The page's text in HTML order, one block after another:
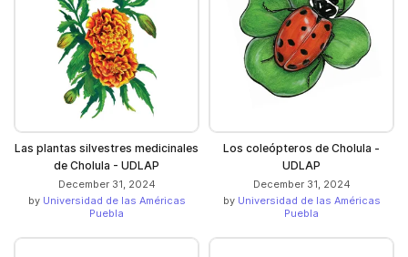
Las plantas silvestres medicinales
de Cholula - UDLAP
December 31, 2024
by Universidad de las Américas
Puebla
Los coleópteros de Cholula -
UDLAP
December 31, 2024
by Universidad de las Américas
Puebla